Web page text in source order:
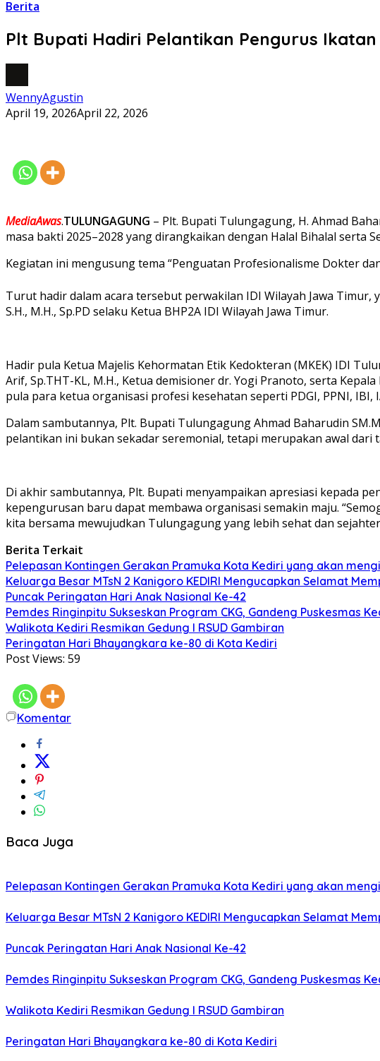
Berita
Plt Bupati Hadiri Pelantikan Pengurus
WennyAgustin
April 19, 2026April 22, 2026
MediaAwas.TULUNGAGUNG – Plt. Bupati Tulungagung, H. Ahmad
masa bakti 2025–2028 yang dirangkaikan dengan Halal Bihalal serta
Kegiatan ini mengusung tema “Penguatan Profesionalisme Dokter
Turut hadir dalam acara tersebut perwakilan IDI Wilayah Jawa Timur,
S.H., M.H., Sp.PD selaku Ketua BHP2A IDI Wilayah Jawa Timur.
Hadir pula Ketua Majelis Kehormatan Etik Kedokteran (MKEK) IDI
Arif, Sp.THT-KL, M.H., Ketua demisioner dr. Yogi Pranoto, serta
pula para ketua organisasi profesi kesehatan seperti PDGI, PPNI,
Dalam sambutannya, Plt. Bupati Tulungagung Ahmad Baharudin
pelantikan ini bukan sekadar seremonial, tetapi merupakan awal
Di akhir sambutannya, Plt. Bupati menyampaikan apresiasi kepada
kepengurusan baru dapat membawa organisasi semakin maju.
kita bersama mewujudkan Tulungagung yang lebih sehat dan
Berita Terkait
Pelepasan Kontingen Gerakan Pramuka Kota Kediri yang akan
Keluarga Besar MTsN 2 Kanigoro KEDIRI Mengucapkan Selamat
Puncak Peringatan Hari Anak Nasional Ke-42
Pemdes Ringinpitu Sukseskan Program CKG, Gandeng Puskesmas
Walikota Kediri Resmikan Gedung I RSUD Gambiran
Peringatan Hari Bhayangkara ke-80 di Kota Kediri
Post Views: 59
Komentar
Baca Juga
Pelepasan Kontingen Gerakan Pramuka Kota Kediri yang akan
Keluarga Besar MTsN 2 Kanigoro KEDIRI Mengucapkan Selamat
Puncak Peringatan Hari Anak Nasional Ke-42
Pemdes Ringinpitu Sukseskan Program CKG, Gandeng Puskesmas
Walikota Kediri Resmikan Gedung I RSUD Gambiran
Peringatan Hari Bhayangkara ke-80 di Kota Kediri